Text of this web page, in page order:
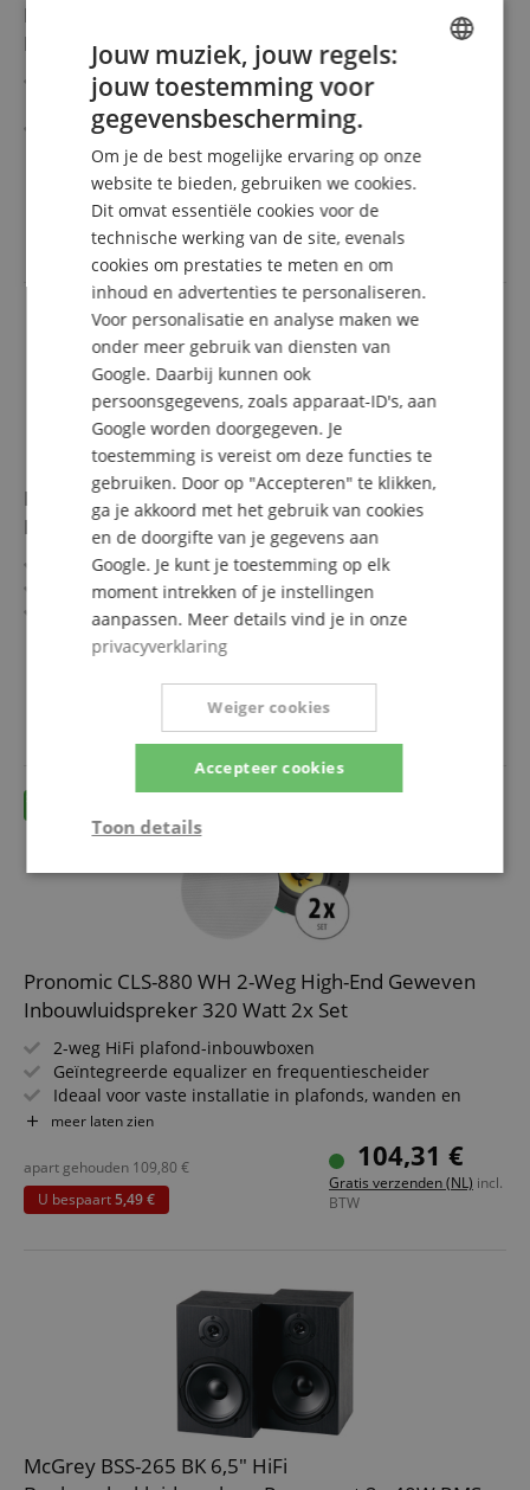
Bennett & Ross Ultrasphere HiFi Vloerstaande
Luidsprekers Paar Zwart 2 x 100W RMS
Paar 3-Wege vloerstaande luidsprekers met elk 100W
RMS (200W MAX) vermogen
2 x 6,5" (16,5 cm) woofers
1 x 6,5" (16,5 cm) middentoner
1 x 1" (2,5 cm) tweeter met zijden koepel
Bassreflexconstructie voor krachtige basweergave
Brugbare aansluitterminals met vergulde contacten
Elegante houten behuizing met houtnerfafwerking en
afneembare luidsprekerafdekking
meer laten zien
159,90 €
Gratis verzenden (NL)
BTW
Pronomic CLS-540 WH 2-Wege High-End Geweven
Inbouwluidspreker 160 Watt
2-Wege HiFi Plafond Inbouwluidspreker
Geïntegreerde Equalizer en Crossover
Ideaal voor vaste installatie in plafonds, wanden en
voertuigen
Belastbaarheid: 40/80/160 Watt
(RMS/Muziekvermogen/Piek)
5,25" (133 mm) geweven woofer, 0,75" (19 mm) titanium
dome hoogtoner
meer laten zien
Pronomic CLS-880 WH 2-Weg High-End Geweven
Inbouwluidspreker 320 Watt 2x Set
2-weg HiFi plafond-inbouwboxen
Geïntegreerde equalizer en frequentiescheider
Ideaal voor vaste installatie in plafonds, wanden en
voertuigen
(RMS/muziekvermogen/piek)
8" (203 mm) geweven woofer, 0,75" (19 mm) titanium
dome hoogtoner
meer laten zien
104,31 €
Gratis verzenden (NL) incl.
BTW
apart gehouden 109,80 €
U bespaart5,49 €
McGrey BSS-265 BK 6,5" HiFi
ITALIAN
SPANISH
Jouw muziek, jouw regels:
jouw toestemming voor
gegevensbescherming.
Om je de best mogelijke ervaring op onze
website te bieden, gebruiken we cookies.
Dit omvat essentiële cookies voor de
technische werking van de site, evenals
cookies om prestaties te meten en om
inhoud en advertenties te personaliseren.
Voor personalisatie en analyse maken we
onder meer gebruik van diensten van
Google. Daarbij kunnen ook
persoonsgegevens, zoals apparaat-ID's, aan
Google worden doorgegeven. Je
toestemming is vereist om deze functies te
gebruiken. Door op "Accepteren" te klikken,
ga je akkoord met het gebruik van cookies
en de doorgifte van je gegevens aan
Google. Je kunt je toestemming op elk
moment intrekken of je instellingen
aanpassen. Meer details vind je in onze
privacyverklaring
Accepteer cookies
Weiger cookies
Toon details
Strikt
Prestatie Gericht op
Functionaliteit
Niet-
geclassificeerd
Strikt noodzakelijk
Gericht op
Functionaliteit
Niet-geclassificeerd
gebruikersaanmelding en accountbeheer. Zonder
strikt noodzakelijke cookies kan de website niet
correct worden gebruikt.
Aanbieder /
Domein
CookieScriptConsent
CookieScript
.kirstein.nl